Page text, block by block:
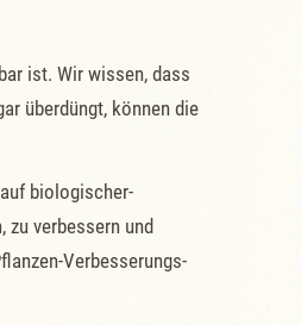
ist. Wir wissen, dass
überdüngt, können die
biologischer-
verbessern und
Verbesserungs-